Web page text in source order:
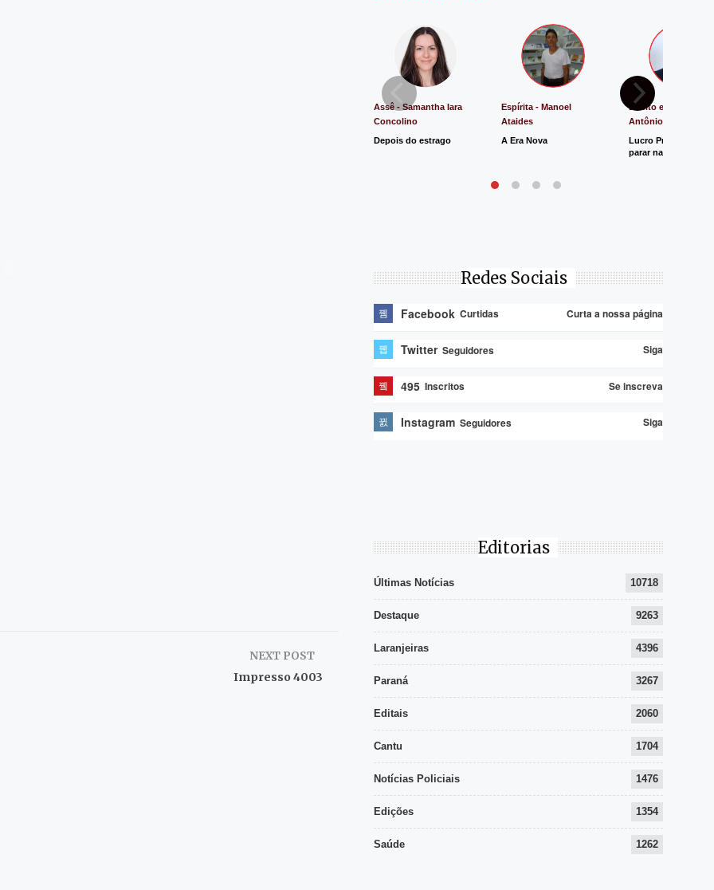
NEXT POST
Impresso 4003
Assê - Samantha Iara
Concolino
Depois do estrago
Espírita - Manoel
Ataides
A Era Nova
Direito e Justiça -
Antônio de Souza
Lucro Presumido
parar na Justiça
Redes Sociais
Facebook Curtidas Curta a nossa página
Twitter Seguidores Siga
495 Inscritos Se inscreva
Instagram Seguidores Siga
Editorias
Últimas Notícias 10718
Destaque 9263
Laranjeiras 4396
Paraná 3267
Editais 2060
Cantu 1704
Notícias Policiais 1476
Edições 1354
Saúde 1262